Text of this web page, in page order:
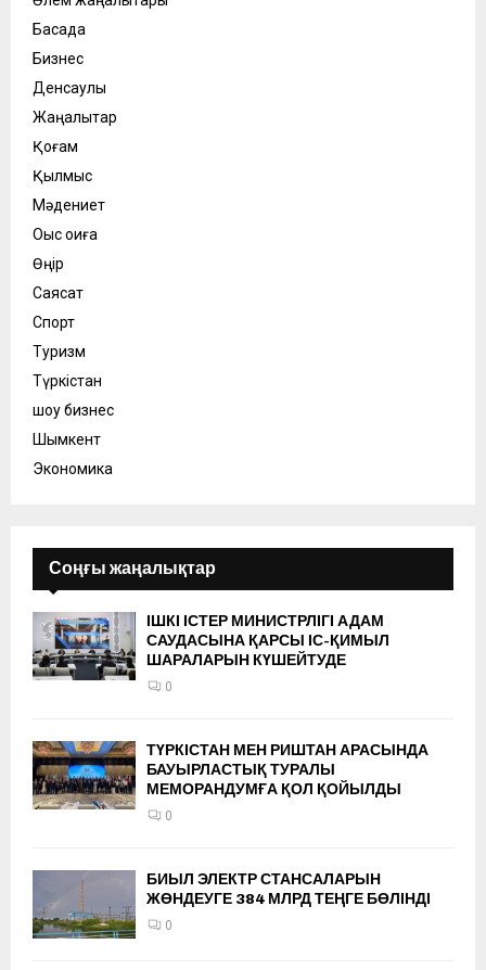
Басқада
Бизнес
Денсаулық
Жаңалықтар
Қоғам
Қылмыс
Мәдениет
Оқыс оқиға
Өңір
Саясат
Спорт
Туризм
Түркістан
шоу бизнес
Шымкент
Экономика
Соңғы жаңалықтар
ІШКІ ІСТЕР МИНИСТРЛІГІ АДАМ
САУДАСЫНА ҚАРСЫ ІС-ҚИМЫЛ
ШАРАЛАРЫН КҮШЕЙТУДЕ
0
ТҮРКІСТАН МЕН РИШТАН АРАСЫНДА
БАУЫРЛАСТЫҚ ТУРАЛЫ
МЕМОРАНДУМҒА ҚОЛ ҚОЙЫЛДЫ
0
БИЫЛ ЭЛЕКТР СТАНСАЛАРЫН
ЖӨНДЕУГЕ 384 МЛРД ТЕҢГЕ БӨЛІНДІ
0